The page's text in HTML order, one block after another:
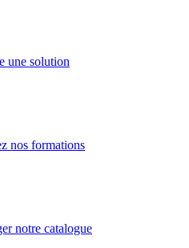
une solution
nos formations
notre catalogue